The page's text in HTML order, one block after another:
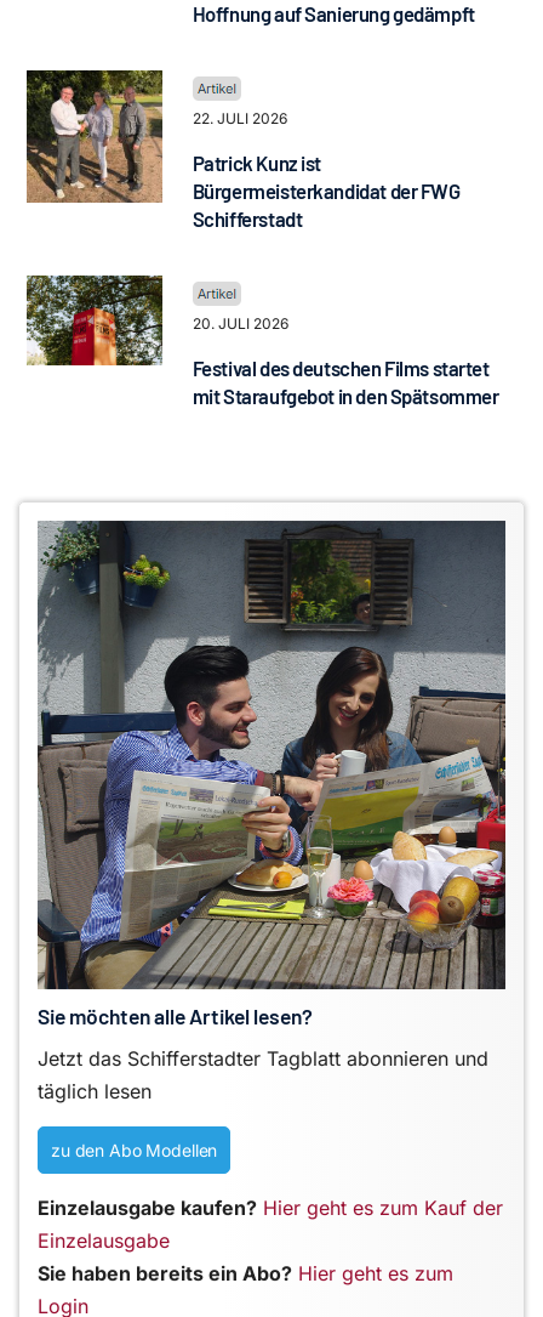
Hoffnung auf Sanierung gedämpft
22. JULI 2026
Patrick Kunz ist
Bürgermeisterkandidat der FWG
Schifferstadt
20. JULI 2026
Festival des deutschen Films startet
mit Staraufgebot in den Spätsommer
Sie möchten alle Artikel lesen?
Jetzt das Schifferstadter Tagblatt abonnieren und
täglich lesen
zu den Abo Modellen
Einzelausgabe kaufen? Hier geht es zum Kauf der
Einzelausgabe
Sie haben bereits ein Abo? Hier geht es zum
Login